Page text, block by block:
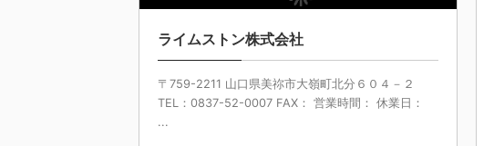
ライムストン株式会社
〒759-2211 山口県美祢市大嶺町北分６０４－２
TEL：0837-52-0007 FAX： 営業時間： 休業日：
...